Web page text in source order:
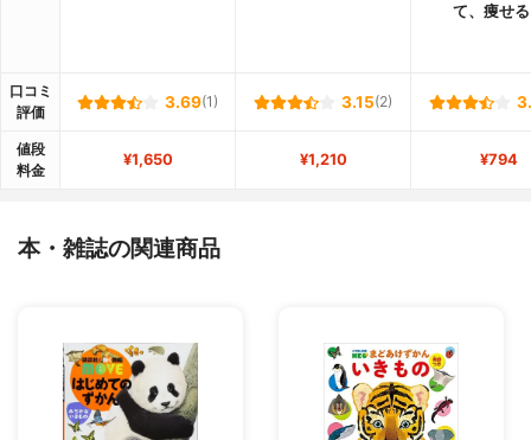
て、痩せ
口コミ
評価
3.69(1) 3.15(2)
値段
料金
¥1,650 ¥1,210 ¥794
本・雑誌の関連商品